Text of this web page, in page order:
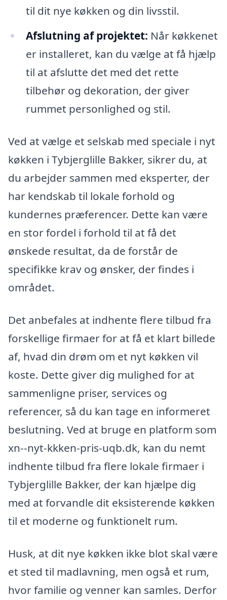
til dit nye køkken og din livsstil.
Afslutning af projektet: Når køkkenet
er installeret, kan du vælge at få hjælp
til at afslutte det med det rette
tilbehør og dekoration, der giver
rummet personlighed og stil.
Ved at vælge et selskab med speciale i nyt
køkken i Tybjerglille Bakker, sikrer du, at
du arbejder sammen med eksperter, der
har kendskab til lokale forhold og
kundernes præferencer. Dette kan være
en stor fordel i forhold til at få det
ønskede resultat, da de forstår de
specifikke krav og ønsker, der findes i
området.
Det anbefales at indhente flere tilbud fra
forskellige firmaer for at få et klart billede
af, hvad din drøm om et nyt køkken vil
koste. Dette giver dig mulighed for at
sammenligne priser, services og
referencer, så du kan tage en informeret
beslutning. Ved at bruge en platform som
xn--nyt-kkken-pris-uqb.dk, kan du nemt
indhente tilbud fra flere lokale firmaer i
Tybjerglille Bakker, der kan hjælpe dig
med at forvandle dit eksisterende køkken
til et moderne og funktionelt rum.
Husk, at dit nye køkken ikke blot skal være
et sted til madlavning, men også et rum,
hvor familie og venner kan samles. Derfor